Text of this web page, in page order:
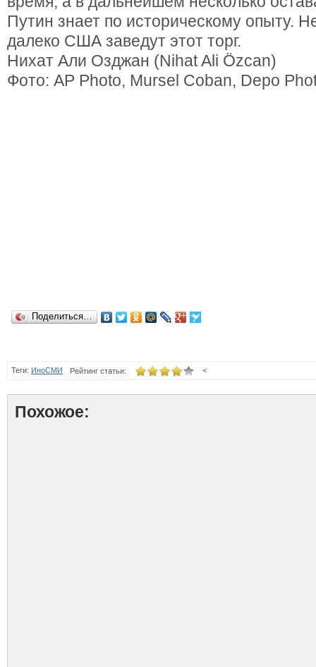
Путин знает по историческому опыту.
далеко США заведут этот торг.
Нихат Али Озджан (Nihat Ali Özcan)
Фото: AP Photo, Mursel Coban, Depo
Поделиться…
Теги: ИноСМИ <
Рейтинг статьи:
Похожое: